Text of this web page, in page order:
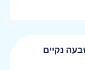
נקיים